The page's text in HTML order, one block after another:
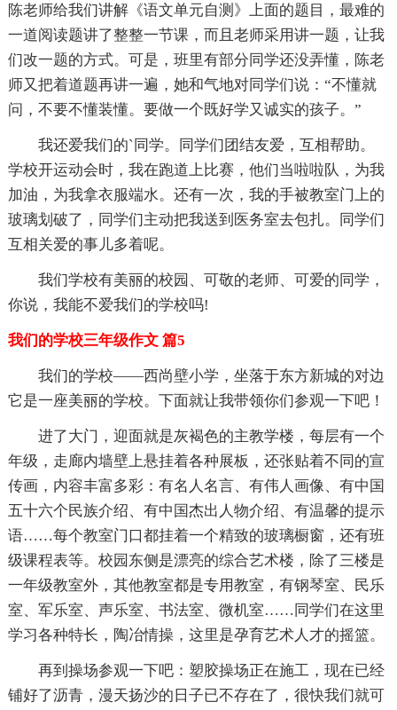
陈老师给我们讲解《语文单元自测》上面的题目，最难的
一道阅读题讲了整整一节课，而且老师采用讲一题，让我
们改一题的方式。可是，班里有部分同学还没弄懂，陈老
师又把着道题再讲一遍，她和气地对同学们说：“不懂就
问，不要不懂装懂。要做一个既好学又诚实的孩子。”
我还爱我们的`同学。同学们团结友爱，互相帮助。
学校开运动会时，我在跑道上比赛，他们当啦啦队，为我
加油，为我拿衣服端水。还有一次，我的手被教室门上的
玻璃划破了，同学们主动把我送到医务室去包扎。同学们
互相关爱的事儿多着呢。
我们学校有美丽的校园、可敬的老师、可爱的同学，
你说，我能不爱我们的学校吗!
我们的学校三年级作文 篇5
我们的学校——西尚壁小学，坐落于东方新城的对边
它是一座美丽的学校。下面就让我带领你们参观一下吧！
进了大门，迎面就是灰褐色的主教学楼，每层有一个
年级，走廊内墙壁上悬挂着各种展板，还张贴着不同的宣
传画，内容丰富多彩：有名人名言、有伟人画像、有中国
五十六个民族介绍、有中国杰出人物介绍、有温馨的提示
语……每个教室门口都挂着一个精致的玻璃橱窗，还有班
级课程表等。校园东侧是漂亮的综合艺术楼，除了三楼是
一年级教室外，其他教室都是专用教室，有钢琴室、民乐
室、军乐室、声乐室、书法室、微机室……同学们在这里
学习各种特长，陶冶情操，这里是孕育艺术人才的摇篮。
再到操场参观一下吧：塑胶操场正在施工，现在已经
铺好了沥青，漫天扬沙的日子已不存在了，很快我们就可